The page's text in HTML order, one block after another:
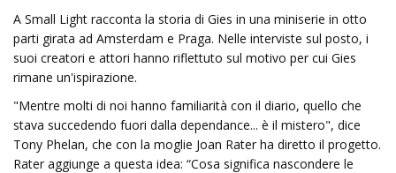
A Small Light racconta la storia di Gies in una miniserie in otto
parti girata ad Amsterdam e Praga. Nelle interviste sul posto, i
suoi creatori e attori hanno riflettuto sul motivo per cui Gies
rimane un'ispirazione.
"Mentre molti di noi hanno familiarità con il diario, quello che
stava succedendo fuori dalla dependance... è il mistero", dice
Tony Phelan, che con la moglie Joan Rater ha diretto il progetto.
Rater aggiunge a questa idea: “Cosa significa nascondere le